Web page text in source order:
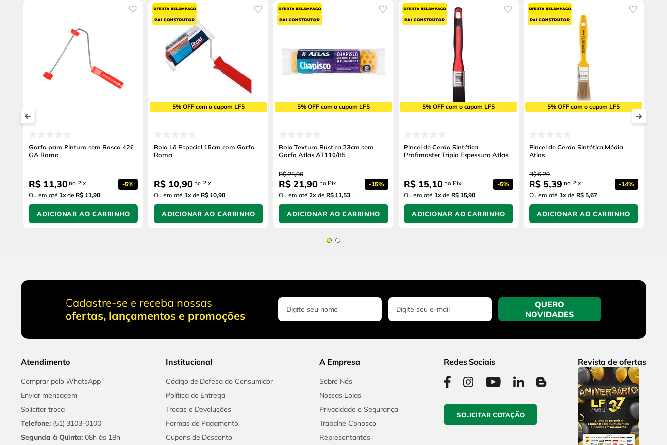
Garfo para Pintura sem Rosca 426
GA Roma
R$ 11,30 no Pix -5%
Ou em até 1x de R$ 11,90
ADICIONAR AO CARRINHO
5% OFF com o cupom LF5
Rolo Lã Especial 15cm com Garfo
Roma
R$ 10,90 no Pix
Ou em até 1x de R$ 10,90
ADICIONAR AO CARRINHO
5% OFF com o cupom LF5
Rolo Textura Rústica 23cm sem
Garfo Atlas AT110/85
R$ 25,90
R$ 21,90 no Pix -15%
Ou em até 2x de R$ 11,53
ADICIONAR AO CARRINHO
5% OFF com o cupom LF5
Pincel de Cerda Sintética
Profimaster Tripla Espessura Atlas
R$ 15,10 no Pix -5%
Ou em até 1x de R$ 15,90
ADICIONAR AO CARRINHO
5% OFF com o cupom LF5
Pincel de Cerda Sintética Média
Atlas
R$ 6,29
R$ 5,39 no Pix -14%
Ou em até 1x de R$ 5,67
ADICIONAR AO CARRINHO
Cadastre-se e receba nossas
ofertas, lançamentos e promoções
QUERO
NOVIDADES
Atendimento
Comprar pelo WhatsApp
Enviar mensagem
Solicitar troca
Telefone: (51) 3103-0100
Segunda à Quinta: 08h às 18h
Institucional
Código de Defesa do Consumidor
Política de Entrega
Trocas e Devoluções
Formas de Pagamento
Cupons de Desconto
A Empresa
Sobre Nós
Nossas Lojas
Privacidade e Segurança
Trabalhe Conosco
Representantes
Redes Sociais
SOLICITAR COTAÇÃO
Revista de ofertas